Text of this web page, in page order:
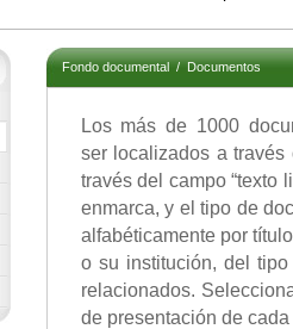
Fondo documental/Documentos
Los más de 1000
ser localizados a
través del campo “texto
enmarca, y el tipo de
alfabéticamente por
o su institución, del
relacionados.
de presentación de